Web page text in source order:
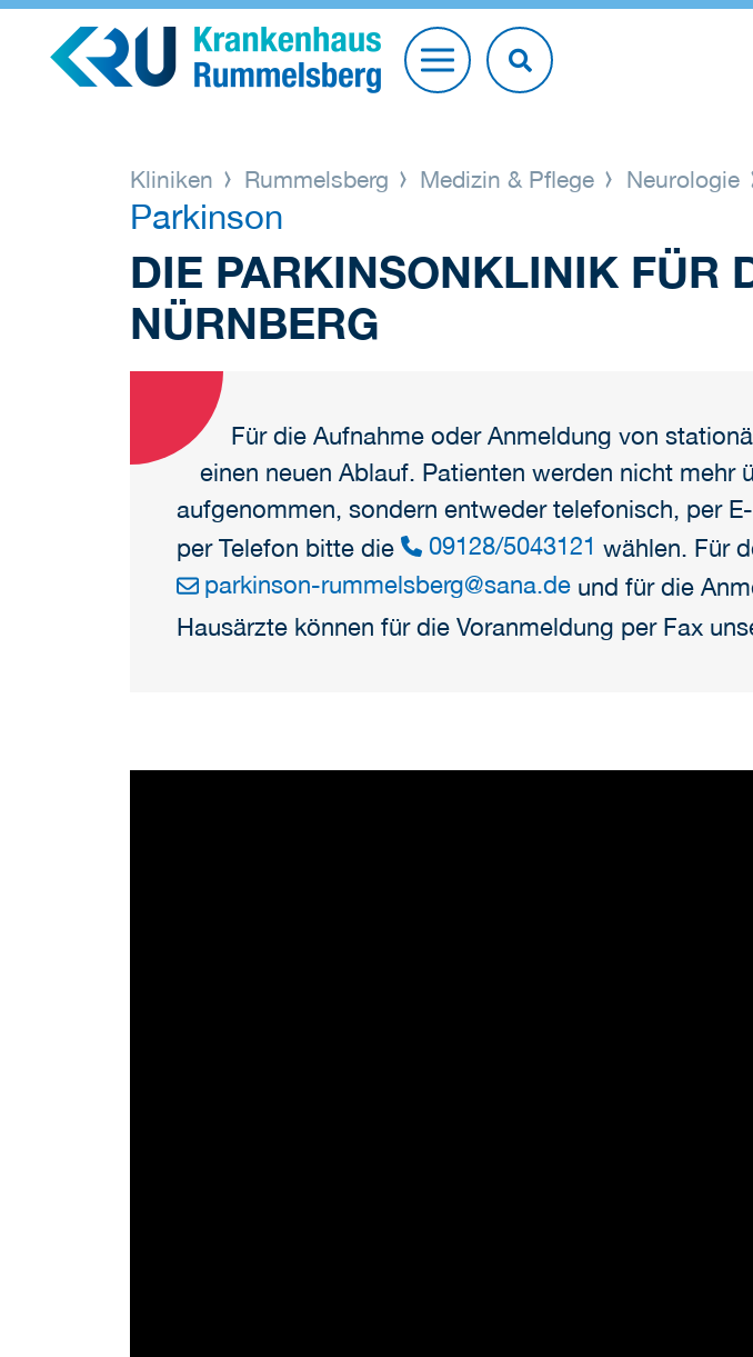
Kliniken Rummelsberg Medizin & Pflege Neurologie
Parkinson
DIE PARKINSONKLINIK FÜR
NÜRNBERG
Für die Aufnahme oder Anmeldung von
einen neuen Ablauf. Patienten werden nicht mehr
aufgenommen, sondern entweder telefonisch, per
per Telefon bitte die
09128/5043121 wählen. Für
parkinson-rummelsberg@sana.de und für die
Hausärzte können für die Voranmeldung per Fax